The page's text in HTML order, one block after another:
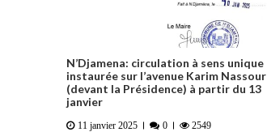
N’Djamena: circulation à sens unique
instaurée sur l’avenue Karim Nassour
(devant la Présidence) à partir du 13
janvier
11 janvier 2025 0 2549